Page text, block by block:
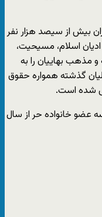
بیش از سیصد هزار نفر
ادیان اسلام، مسیحیت،
مذهب بهاییان را به
گذشته همواره حقوق
شده است.
عضو خانواده حر از سال